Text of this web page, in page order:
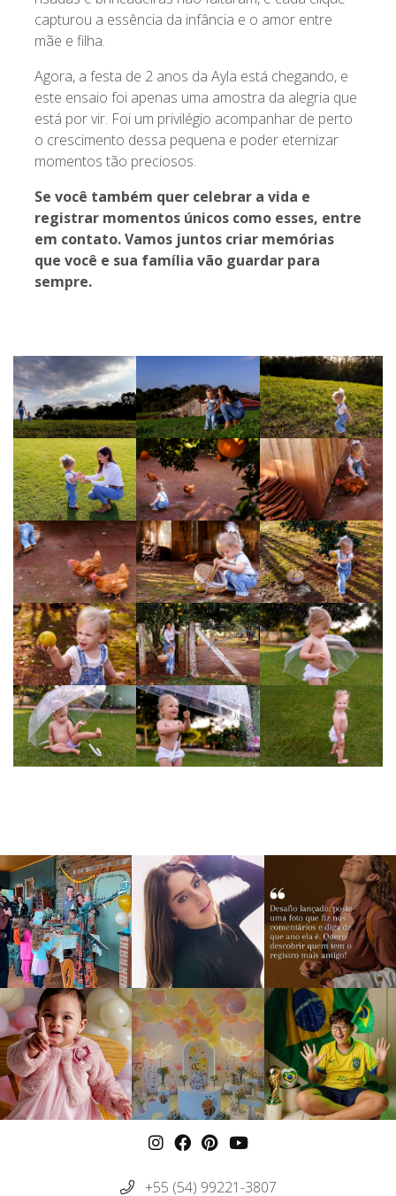
capturou a essência da infância e o amor entre
mãe e filha.
Agora, a festa de 2 anos da Ayla está chegando, e
este ensaio foi apenas uma amostra da alegria que
está por vir. Foi um privilégio acompanhar de perto
o crescimento dessa pequena e poder eternizar
momentos tão preciosos.
Se você também quer celebrar a vida e
registrar momentos únicos como esses, entre
em contato. Vamos juntos criar memórias
que você e sua família vão guardar para
sempre.
+55 (54) 99221-3807